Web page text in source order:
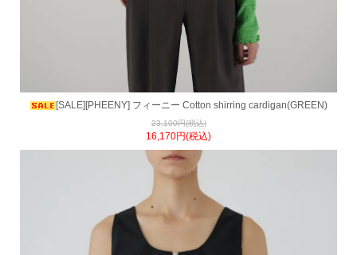
[SALE][PHEENY] フィーニー Cotton shirring cardigan(GREEN)
23,100円(税込)
16,170円(税込)